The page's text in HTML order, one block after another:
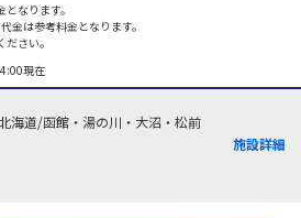
なります。
金は参考料金となります。
さい。
現在
北海道/函館・湯の川・大沼・松前
施設詳細